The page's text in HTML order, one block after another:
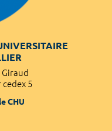
Giraud
5
CHU